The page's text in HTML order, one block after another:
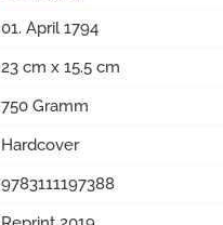
01. April 1794
23 cm x 15.5 cm
750 Gramm
Hardcover
9783111197388